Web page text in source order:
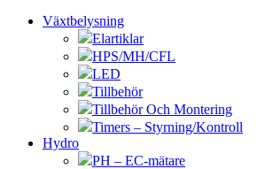
Växtbelysning
Elartiklar
HPS/MH/CFL
LED
Tillbehör
Tillbehör Och Montering
Timers – Styrning/Kontroll
Hydro
PH – EC-mätare